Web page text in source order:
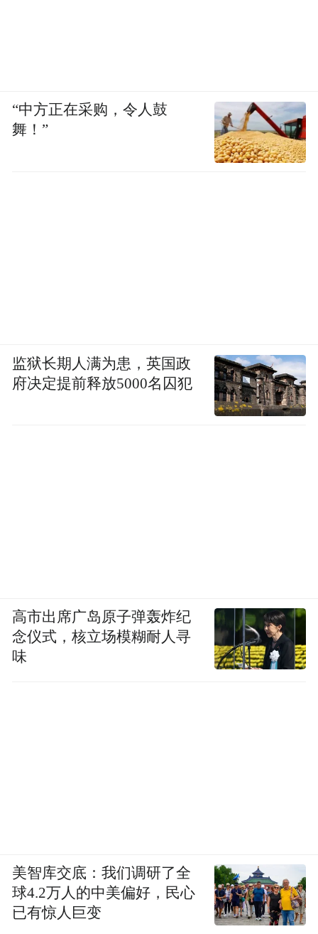
“中方正在采购，令人鼓
舞！”
监狱长期人满为患，英国政
府决定提前释放5000名囚犯
高市出席广岛原子弹轰炸纪
念仪式，核立场模糊耐人寻
味
美智库交底：我们调研了全
球4.2万人的中美偏好，民心
已有惊人巨变